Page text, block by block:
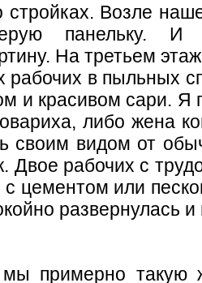
Возле
панельку.
На третьем
рабочих в пыльных
и красивом сари.
либо жена
своим видом от
Двое рабочих с
цементом или
развернулась
мы примерно